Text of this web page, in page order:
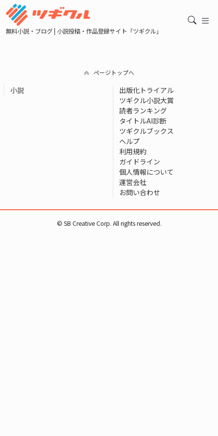
無料小説・ブログ | 小説投稿・作品登録サイト「ツギクル」
ページトップへ
小説
出版化トライアル
ツギクル小説大賞
読者ランキング
タイトルAI診断
ツギクルブックス
ヘルプ
利用規約
ガイドライン
個人情報について
運営会社
お問い合わせ
© SB Creative Corp. All rights reserved.